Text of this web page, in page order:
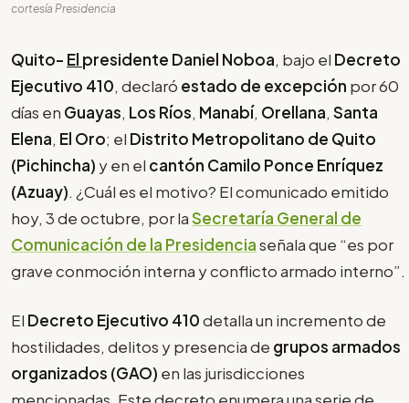
cortesía Presidencia
Quito- El presidente Daniel Noboa, bajo el Decreto
Ejecutivo 410, declaró estado de excepción por 60
días en Guayas, Los Ríos, Manabí, Orellana, Santa
Elena, El Oro; el Distrito Metropolitano de Quito
(Pichincha) y en el cantón Camilo Ponce Enríquez
(Azuay). ¿Cuál es el motivo? El comunicado emitido
hoy, 3 de octubre, por laSecretaría General de
Comunicación de la Presidenciaseñala que “es por
grave conmoción interna y conflicto armado interno”.
El Decreto Ejecutivo 410detalla un incremento de
hostilidades, delitos y presencia de grupos armados
organizados (GAO) en las jurisdicciones